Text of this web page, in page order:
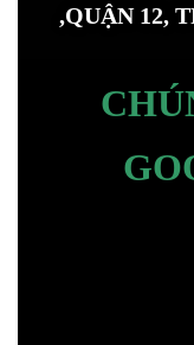
,QUẬN 12,